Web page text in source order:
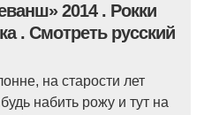
2014 . Рокки
. Смотреть русский
на старости лет
набить рожу и тут на